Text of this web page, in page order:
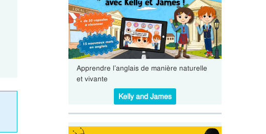
Apprendre l’anglais de manière naturelle
et vivante
Kelly and James